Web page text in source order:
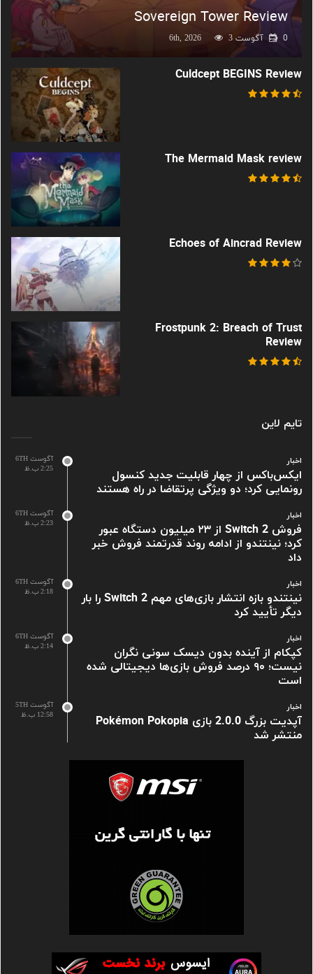
Sovereign Tower Review
آگوست 6th, 2026 3 0
Culdcept BEGINS Review
The Mermaid Mask review
Echoes of Aincrad Review
Frostpunk 2: Breach of Trust
Review
تایم لاین
آگوست 6TH
2:25 ب.ظ
اخبار
ایکس‌باکس از چهار قابلیت جدید کنسول
رونمایی کرد؛ دو ویژگی پرتقاضا در راه هستند
آگوست 6TH
2:23 ب.ظ
اخبار
فروش Switch 2 از ۲۳ میلیون دستگاه عبور
کرد؛ نینتندو از ادامه روند قدرتمند فروش خبر
داد
آگوست 6TH
2:18 ب.ظ
اخبار
نینتندو بازه انتشار بازی‌های مهم Switch 2 را بار
دیگر تأیید کرد
آگوست 6TH
2:14 ب.ظ
اخبار
کپکام از آینده بدون دیسک سونی نگران
نیست؛ ۹۰ درصد فروش بازی‌ها دیجیتالی شده
است
آگوست 5TH
12:58 ب.ظ
اخبار
آپدیت بزرگ 2.0.0 بازی Pokémon Pokopia
منتشر شد